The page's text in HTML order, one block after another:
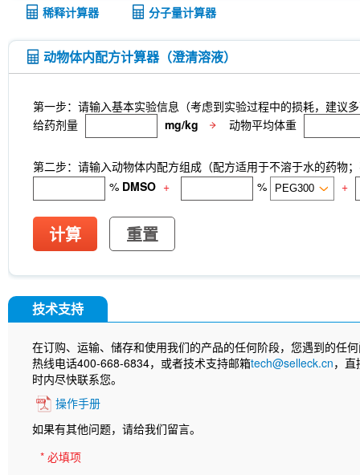
稀释计算器 分子量计算器
动物体内配方计算器（澄清溶液）
第一步：请输入基本实验信息（考虑到实验过程中的损耗，建议
给药剂量
mg/kg 动物平均体重
第二步：请输入动物体内配方组成（配方适用于不溶于水的药物
% DMSO + % +
计算 重置
技术支持
在订购、运输、储存和使用我们的产品的任何阶段，您遇到的任
热线电话400-668-6834，或者技术支持邮箱tech@selleck.cn，
时内尽快联系您。
操作手册
如果有其他问题，请给我们留言。
* 必填项